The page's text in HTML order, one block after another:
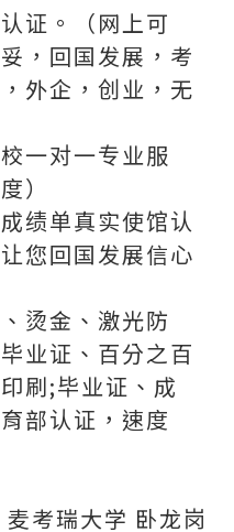
证。（网上可
，回国发展，考
外企，创业，无
一对一专业服
）
绩单真实使馆认
您回国发展信心
烫金、激光防
业证、百分之百
刷;毕业证、成
部认证，速度
考瑞大学 卧龙岗